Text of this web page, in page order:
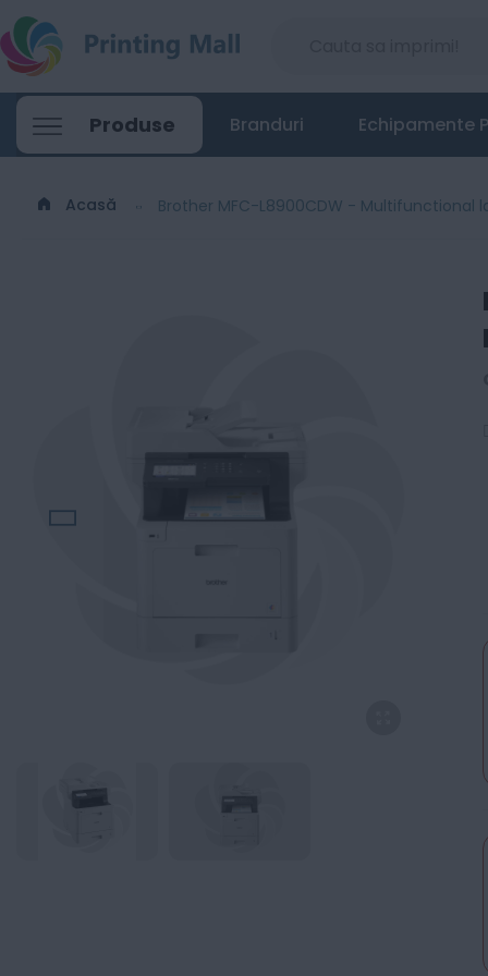
Produse Branduri Echipamente
Acasă Brother MFC-L8900CDW - Multifunctional